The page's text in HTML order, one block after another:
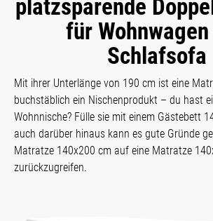
platzsparende
für
Schlafsofa
Mit ihrer Unterlänge von 190 cm ist eine
buchstäblich ein Nischenprodukt – du hast
Wohnnische? Fülle sie mit einem Gästebett
auch darüber hinaus kann es gute Gründe
Matratze 140x200 cm auf eine Matratze
zurückzugreifen.